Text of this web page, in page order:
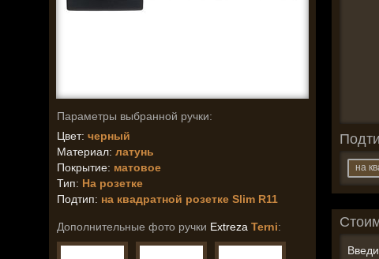
Параметры выбранной ручки:
Цвет: черный
Материал: латунь
Покрытие: матовое
Тип: На розетке
Подтип: на квадратной розетке Slim R11
Дополнительные фото ручки Extreza Terni:
на